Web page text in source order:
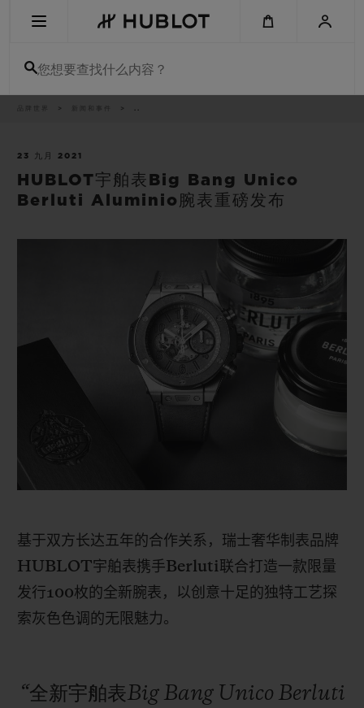
您想要查找什么内容？
新闻和事件 ..
23 九月 2021
HUBLOT宇舶表Big Bang Unico
Berluti Aluminio腕表重磅发布
基于双方长达五年的合作关系，瑞士奢华制表品牌
HUBLOT宇舶表携手Berluti联合打造一款限量
发行100枚的全新腕表，以创意十足的独特工艺探
索灰色色调的无限魅力。
“全新宇舶表Big Bang Unico Berluti
新品腕表
BIG BANG系列 BIG BANG系列
桃粉色陶瓷 ESSENTIAL
在线专售
加入HUBLOTISTA俱乐部，即可延长质保
预期交付
免费配送与退换货